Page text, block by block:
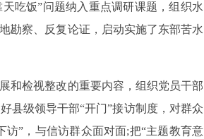
吃饭”问题纳入重点调研课题，组织水
勘察、反复论证，启动实施了东部苦水
和检视整改的重要内容，组织党员干部
县级领导干部“开门”接访制度，对群众
访”，与信访群众面对面;把“主题教育意